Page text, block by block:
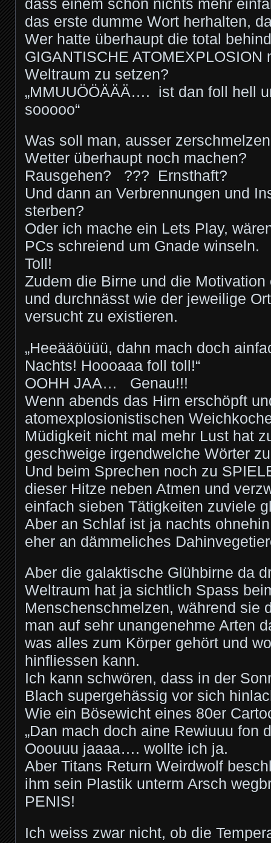
dass einem schon nichts mehr
das erste dumme Wort herhalten,
Wer hatte überhaupt die total
GIGANTISCHE ATOMEXPLOSION
Weltraum zu setzen?
„MMUUÖÖÄÄÄ…. ist dan foll hell
sooooo“
Was soll man, ausser
Wetter überhaupt noch machen?
Rausgehen? ??? Ernsthaft?
Und dann an Verbrennungen und
sterben?
Oder ich mache ein Lets Play,
PCs schreiend um Gnade winseln.
Toll!
Zudem die Birne und die
und durchnässt wie der jeweilige
versucht zu existieren.
„Heeääöüüü, dahn mach doch
Nachts! Hoooaaa foll toll!“
OOHH JAA… Genau!!!
Wenn abends das Hirn erschöpft
atomexplosionistischen
Müdigkeit nicht mal mehr Lust hat
geschweige irgendwelche Wörter
Und beim Sprechen noch zu
dieser Hitze neben Atmen und
einfach sieben Tätigkeiten zuviele
Aber an Schlaf ist ja nachts
eher an dämmeliches
Aber die galaktische Glühbirne da
Weltraum hat ja sichtlich Spass
Menschenschmelzen, während sie
man auf sehr unangenehme Arten
was alles zum Körper gehört und
hinfliessen kann.
Ich kann schwören, dass in der
Blach supergehässig vor sich
Wie ein Bösewicht eines 80er
„Dan mach doch aine Rewiuuu fon
Ooouuu jaaaa…. wollte ich ja.
Aber Titans Return Weirdwolf
ihm sein Plastik unterm Arsch
PENIS!
Ich weiss zwar nicht, ob die